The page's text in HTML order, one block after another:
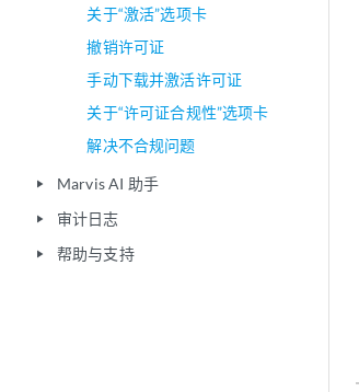
关于“激活”选项卡
撤销许可证
手动下载并激活许可证
关于“许可证合规性”选项卡
解决不合规问题
play_arrow Marvis AI 助手
play_arrow 审计日志
play_arrow 帮助与支持